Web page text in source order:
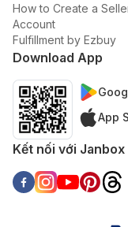
How to Create a
Account
Fulfillment by Ezbuy
Download App
App
Kết nối với Janbox